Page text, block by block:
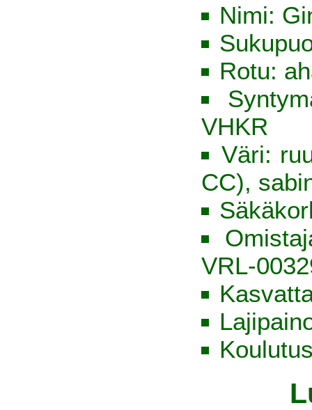
Nimi:
Rotu:
VHKR
Väri:
CC),
VRL-